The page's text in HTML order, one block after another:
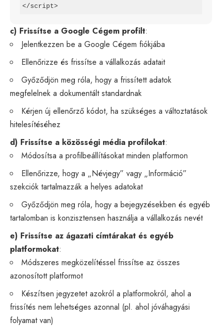
</script>
c) Frissítse a Google Cégem profilt:
Jelentkezzen be a Google Cégem fiókjába
Ellenőrizze és frissítse a vállalkozás adatait
Győződjön meg róla, hogy a frissített adatok
megfelelnek a dokumentált standardnak
Kérjen új ellenőrző kódot, ha szükséges a változtatások
hitelesítéséhez
d) Frissítse a közösségi média profilokat:
Módosítsa a profilbeállításokat minden platformon
Ellenőrizze, hogy a „Névjegy” vagy „Információ”
szekciók tartalmazzák a helyes adatokat
Győződjön meg róla, hogy a bejegyzésekben és egyéb
tartalomban is konzisztensen használja a vállalkozás nevét
e) Frissítse az ágazati címtárakat és egyéb
platformokat:
Módszeres megközelítéssel frissítse az összes
azonosított platformot
Készítsen jegyzetet azokról a platformokról, ahol a
frissítés nem lehetséges azonnal (pl. ahol jóváhagyási
folyamat van)